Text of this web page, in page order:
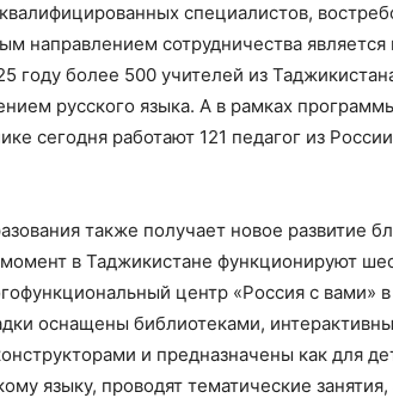
специалистов,
направлением сотрудничества
году более 500 учителей из
русского языка. А в рамках
сегодня работают 121 педагог из
также получает новое развитие
в Таджикистане функционируют
центр «Россия с вами»
оснащены библиотеками,
и предназначены как для
языку, проводят тематические